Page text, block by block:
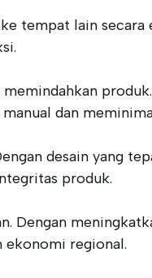
tempat lain secara
dan
desain yang
produk.
Dengan
ekonomi regional.